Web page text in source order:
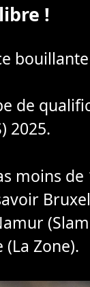
!
de
2025.
moins
Zone).